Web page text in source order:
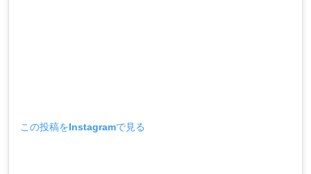
この投稿をInstagramで見る